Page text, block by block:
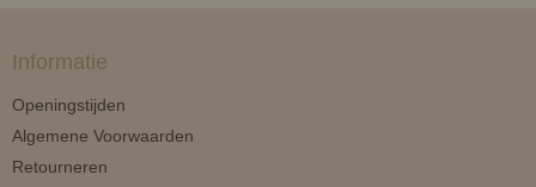
Informatie
Openingstijden
Algemene Voorwaarden
Retourneren